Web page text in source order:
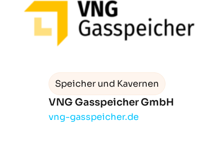
Speicher und Kavernen
VNG Gasspeicher GmbH
vng-gasspeicher.de